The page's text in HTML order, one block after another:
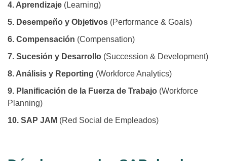
4. Aprendizaje (Learning)
5. Desempeño y Objetivos (Performance & Goals)
6. Compensación (Compensation)
7. Sucesión y Desarrollo (Succession & Development)
8. Análisis y Reporting (Workforce Analytics)
9. Planificación de la Fuerza de Trabajo (Workforce
Planning)
10. SAP JAM (Red Social de Empleados)